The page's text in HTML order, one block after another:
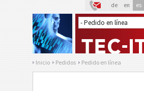
de en es
Inicio Pedidos Pedido en línea